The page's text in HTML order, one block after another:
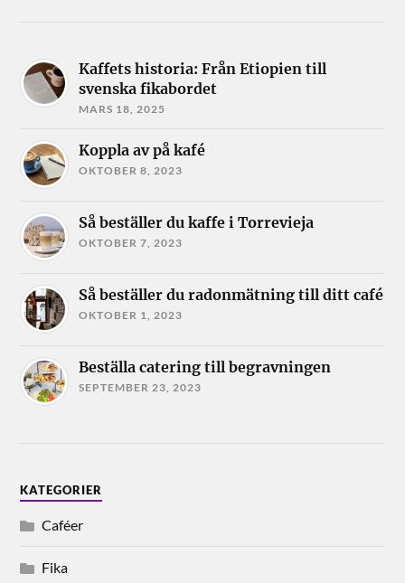
Kaffets historia: Från Etiopien till
svenska fikabordet
MARS 18, 2025
Koppla av på kafé
OKTOBER 8, 2023
Så beställer du kaffe i Torrevieja
OKTOBER 7, 2023
Så beställer du radonmätning till ditt café
OKTOBER 1, 2023
Beställa catering till begravningen
SEPTEMBER 23, 2023
KATEGORIER
Caféer
Fika